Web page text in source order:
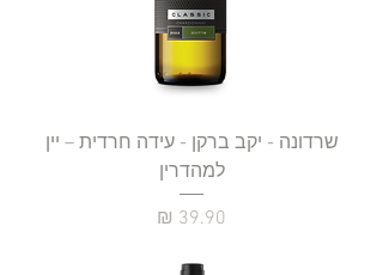
שרדונה - יקב ברקן - עידה חרדית – יין
למהדרין
מחיר